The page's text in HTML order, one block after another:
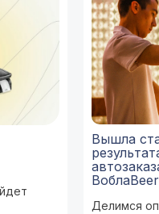
Вышла
ВоблаBeer
Делимся